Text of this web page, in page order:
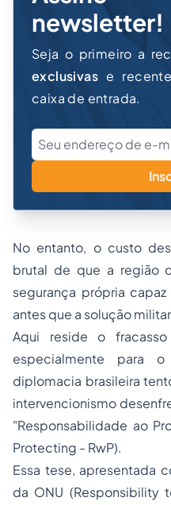
newsletter!
Seja o primeiro a
exclusivas e
caixa de entrada.
No entanto, o custo
brutal de que a região
segurança própria
antes que a solução
Aqui reside o
especialmente para
diplomacia brasileira
intervencionismo
"Responsabilidade ao
Protecting - RwP).
Essa tese, apresentada
da ONU (Responsibility